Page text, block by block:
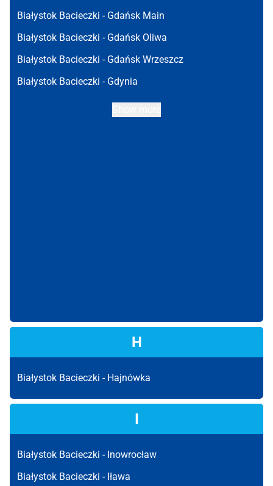
Białystok Bacieczki - Gdańsk Main
Białystok Bacieczki - Gdańsk Oliwa
Białystok Bacieczki - Gdańsk Wrzeszcz
Białystok Bacieczki - Gdynia
H
Białystok Bacieczki - Hajnówka
I
Białystok Bacieczki - Inowrocław
Białystok Bacieczki - Iława